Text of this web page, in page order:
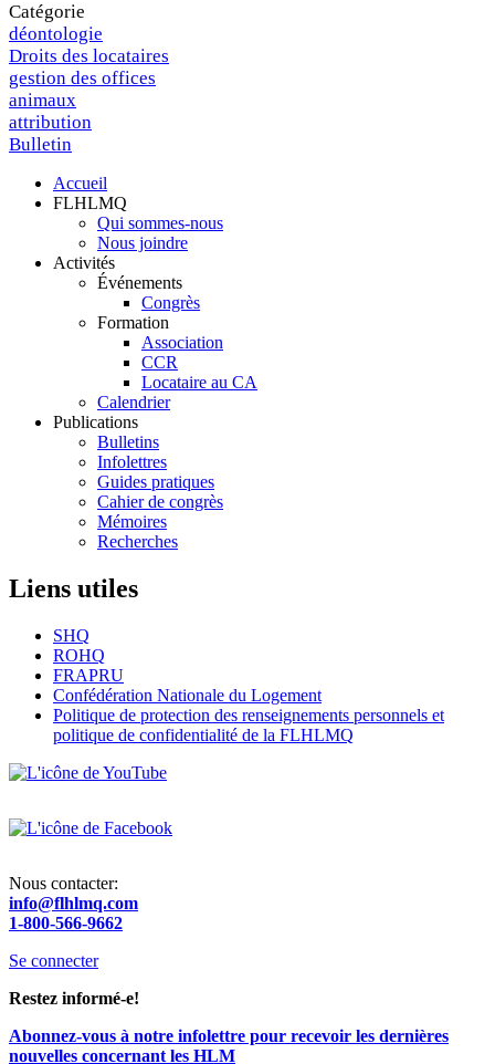
Catégorie
déontologie
Droits des locataires
gestion des offices
animaux
attribution
Bulletin
Navigation
principale
Accueil
FLHLMQ
Qui sommes-nous
Nous joindre
Activités
Événements
Congrès
Formation
Association
CCR
Locataire au CA
Calendrier
Publications
Bulletins
Infolettres
Guides pratiques
Cahier de congrès
Mémoires
Recherches
Liens utiles
SHQ
ROHQ
FRAPRU
Confédération Nationale du Logement
Politique de protection des renseignements personnels et
politique de confidentialité de la FLHLMQ
Nous contacter:
info@flhlmq.com
1-800-566-9662
Menu
compte
Se connecter
Restez informé-e!
Abonnez-vous à notre infolettre pour recevoir les dernières
nouvelles concernant les HLM